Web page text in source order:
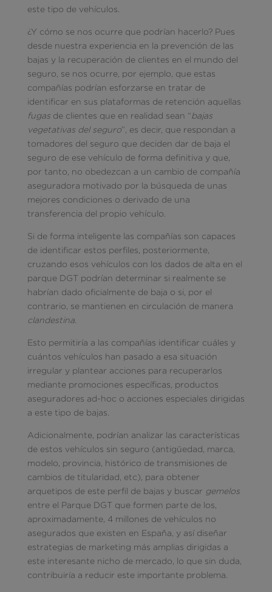
este tipo de vehículos.
¿Y cómo se nos ocurre que podrían hacerlo? Pues
desde nuestra experiencia en la prevención de las
bajas y la recuperación de clientes en el mundo del
seguro, se nos ocurre, por ejemplo, que estas
compañías podrían esforzarse en tratar de
identificar en sus plataformas de retención aquellas
fugasde clientes que en realidad sean “ bajas
vegetativas del seguro”, es decir, que respondan a
tomadores del seguro que deciden dar de baja el
seguro de ese vehículo de forma definitiva y que,
por tanto, no obedezcan a un cambio de compañía
aseguradora motivado por la búsqueda de unas
mejores condiciones o derivado de una
transferencia del propio vehículo.
Si de forma inteligente las compañías son capaces
de identificar estos perfiles, posteriormente,
cruzando esos vehículos con los dados de alta en el
parque DGT podrían determinar si realmente se
habrían dado oficialmente de baja o si, por el
contrario, se mantienen en circulación de manera
clandestina.
Esto permitiría a las compañías identificar cuáles y
cuántos vehículos han pasado a esa situación
irregular y plantear acciones para recuperarlos
mediante promociones específicas, productos
aseguradores ad-hoc o acciones especiales dirigidas
a este tipo de bajas.
Adicionalmente, podrían analizar las características
de estos vehículos sin seguro (antigüedad, marca,
modelo, provincia, histórico de transmisiones de
cambios de titularidad, etc), para obtener
arquetipos de este perfil de bajas y buscar gemelos
entre el Parque DGT que formen parte de los,
aproximadamente, 4 millones de vehículos no
asegurados que existen en España, y así diseñar
estrategias de marketing más amplias dirigidas a
este interesante nicho de mercado, lo que sin duda,
contribuiría a reducir este importante problema.